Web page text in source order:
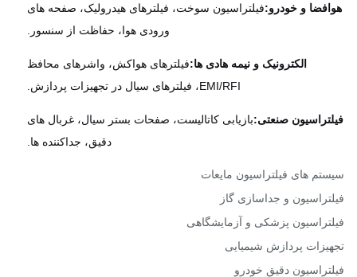
و خودرو:فیلتراسیون سوخت، فیلترهای هیدرولیک، صفحه های
ورودی هوا، حفاظت از سنسور.
الکترونیک و نیمه هادی ها:فیلترهای هواکش، واشرهای محافظ
EMI/RFI، فیلترهای سیال در تجهیزات پردازش.
صنعتی:بازیابی کاتالیست، صفحات بستر سیال، غربال های
دقیق، جداکننده ها.
های فیلتراسیون مایعات
و جداسازی گاز
پزشکی و آزمایشگاهی
پردازش شیمیایی
دقیق خودرو